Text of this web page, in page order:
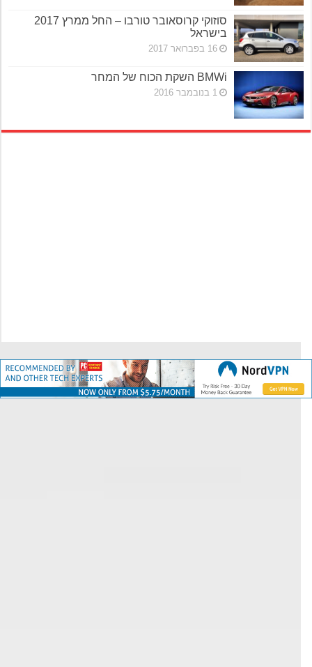
סוזוקי קרוסאובר טורבו – החל ממרץ 2017
בישראל
16 בפברואר 2017
BMWi השקת הכוח של המחר
1 בנובמבר 2016